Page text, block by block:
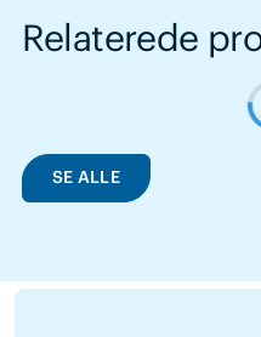
Relaterede
SE ALLE